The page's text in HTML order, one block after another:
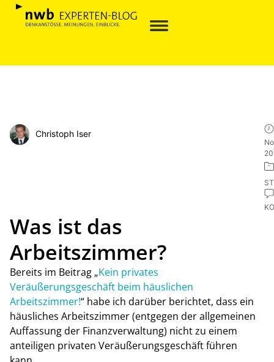
Christoph Iser
Was ist das
Arbeitszimmer?
Bereits im Beitrag „Kein privates
Veräußerungsgeschäft beim häuslichen
Arbeitszimmer!“ habe ich darüber berichtet, dass ein
häusliches Arbeitszimmer (entgegen der allgemeinen
Auffassung der Finanzverwaltung) nicht zu einem
anteiligen privaten Veräußerungsgeschäft führen